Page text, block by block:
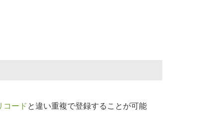
コード と違い重複で登録することが可能